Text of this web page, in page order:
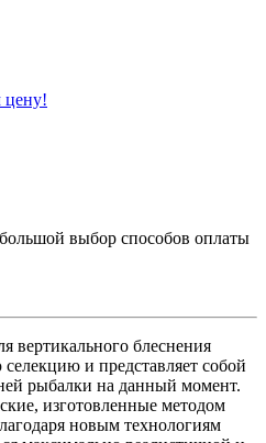
выбор способов оплаты
вертикального блеснения
и представляет собой
рыбалки на данный момент.
изготовленные методом
новым технологиям